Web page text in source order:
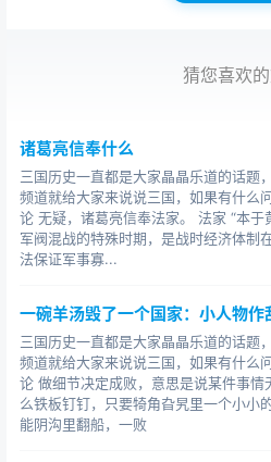
拚将一死酬知己，致令千秋
完全不同于《三国演义》，讲
的，充满阳刚之气和正义感的
再现了2000年前那些叱咤风云
们内心深处的英雄情结。
柔情。《曹操》作为2012年的
新，韩雪，孙洪涛，龚洁，雷
翰，张玉洁，岳红，李颖，严
实力演员。
相关人物：曹操
猜您喜欢
诸葛亮信奉什么
三国历史一直都是大家晶晶乐道的话题
频道就给大家来说说三国，如果有什么
论 无疑，诸葛亮信奉法家。 法家 “本
军阀混战的特殊时期，是战时经济体制
法保证军事寡...
一碗羊汤毁了一个国家：小人物作
三国历史一直都是大家晶晶乐道的话题
频道就给大家来说说三国，如果有什么
论 做细节决定成败，意思是说某件事
么铁板钉钉，只要犄角旮旯里一个小小
能阴沟里翻船，一败